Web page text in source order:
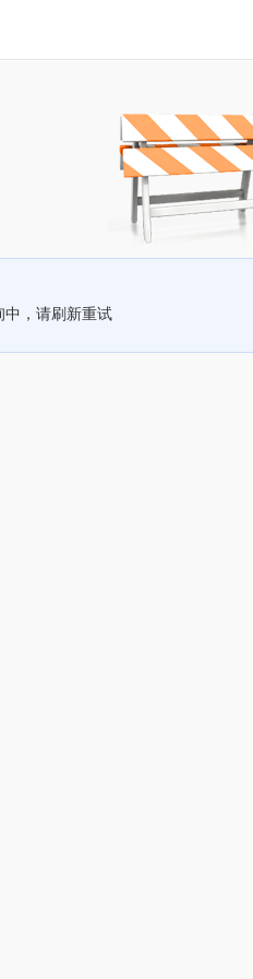
中，请刷新重试